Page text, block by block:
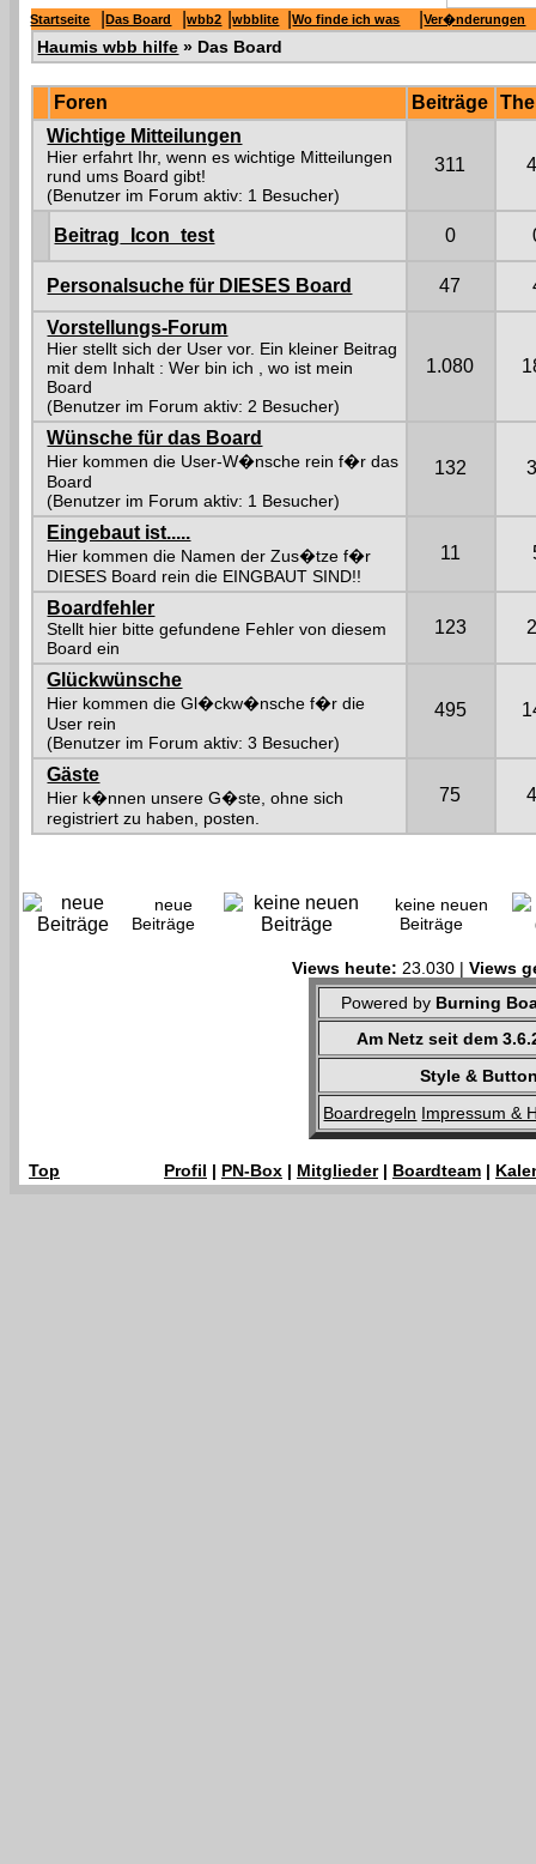
Startseite |Das Board |wbb2 |wbblite |Wo finde ich was |Ver�nderungen
Haumis wbb hilfe » Das Board
Foren Beiträge
Wichtige Mitteilungen
Hier erfahrt Ihr, wenn es wichtige Mitteilungen
rund ums Board gibt!
(Benutzer im Forum aktiv: 1 Besucher)
311
Beitrag_Icon_test 0
Personalsuche für DIESES Board 47
Vorstellungs-Forum
Hier stellt sich der User vor. Ein kleiner Beitrag
mit dem Inhalt : Wer bin ich , wo ist mein
Board
(Benutzer im Forum aktiv: 2 Besucher)
1.080
Wünsche für das Board
Hier kommen die User-W�nsche rein f�r das
Board
(Benutzer im Forum aktiv: 1 Besucher)
132
Eingebaut ist.....
Hier kommen die Namen der Zus�tze f�r
DIESES Board rein die EINGBAUT SIND!!
11
Boardfehler
Stellt hier bitte gefundene Fehler von diesem
Board ein
123
Glückwünsche
Hier kommen die Gl�ckw�nsche f�r die
User rein
(Benutzer im Forum aktiv: 3 Besucher)
495
Gäste
Hier k�nnen unsere G�ste, ohne sich
registriert zu haben, posten.
75
neue
Beiträge
keine neuen
Beiträge
Views heute: 23.030 | Views
Powered by Burning
Am Netz seit dem
Style &
Boardregeln Impressum &
Top Profil | PN-Box | Mitglieder| Boardteam |